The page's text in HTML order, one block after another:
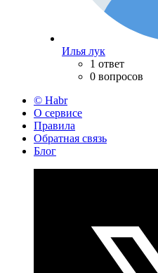
Илья лук
1 ответ
0 вопросов
© Habr
О сервисе
Правила
Обратная связь
Блог